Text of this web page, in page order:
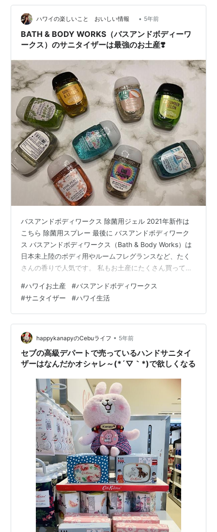
ん。 「発酵で楽しい社会を！」をミッションに掲げる、
研究開発型のスタートアップ企業です。 ブログでも書い
たように、代表の酒井里奈さんの講演に行…
ハワイの楽しいこと おいしい情報 • 5年前
BATH & BODY WORKS（バスアンドボディーワ
ークス）のサニタイザーは最強のお土産❣️
バスアンドボディワークス 除菌用ジェル 2021年新作は
こちら 除菌用スプレー 最後に バスアンドボディワーク
ス バスアンドボディワークス（Bath & Body Works）は
日本未上陸のボディ用やルームフレグランスなど、たく
さんの香りで人気です。 私もお土産にたくさん買って帰
そしてルームフレグランスも大人気ですが、お土産に最
適なのはこちら🥰 除菌用ジェル サニタイザー、つまり除
菌用ジェル。コンパクトなので身につけおくのにも邪魔
になりません🤗(アルコール71%) 数え切れない種類のサ
ニタイザー。コロナ対策で大人気です。いっときは品薄
になって…
#ハワイお土産 #バスアンドボディワークス
#サニタイザー #ハワイ生活
happykanapyのCebuライフ • 5年前
セブの高級デパートで売っているハンドサニタイ
ザーはなんだかオシャレ～(*´▽｀*)で欲しくなる